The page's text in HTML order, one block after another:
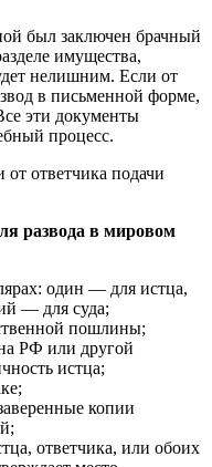
был заключен брачный
имущества,
нелишним. Если от
в письменной форме,
эти документы
процесс.
ответчика подачи
развода в мировом
один — для истца,
— для суда;
пошлины;
РФ или другой
истца;
копии
ответчика, или обоих